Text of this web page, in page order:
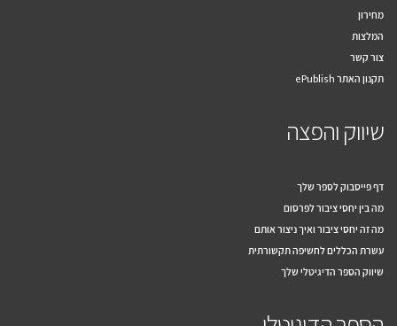
מחירון
המלצות
צור קשר
תקנון האתר ePublish
שיווק והפצה
דף פייסבוק לספר שלך
מה בין יחסי ציבור לפרסום
מה זה יחסי ציבור ואיך ניצור אותם
עשרת הכללים לחשיפה תקשורתית
שיווק הספר הדיגיטלי שלך